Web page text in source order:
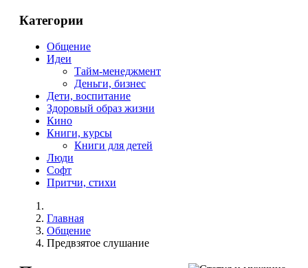
Категории
Общение
Идеи
Тайм-менеджмент
Деньги, бизнес
Дети, воспитание
Здоровый образ жизни
Кино
Книги, курсы
Книги для детей
Люди
Софт
Притчи, стихи
Главная
Общение
Предвзятое слушание